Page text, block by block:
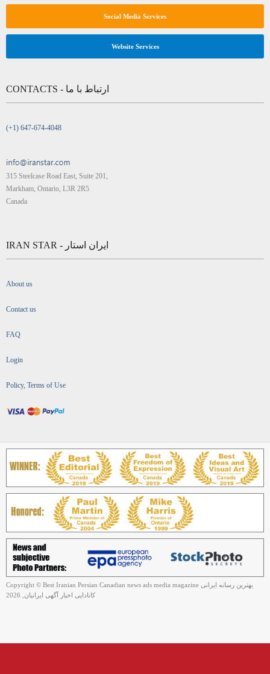
Social Media Services
Website Services
CONTACTS - ارتباط با ما
(+1) 647-674-4048
315 Steelcase Road East, Suite 201,
Markham, Ontario, L3R 2R5
Canada
IRAN STAR - ایران استار
About us
Contact us
FAQ
Login
Policy, Terms of Use
Copyright © Best Iranian Persian Canadian news ads media magazine بهترین رسانه ایرانی
کانادایی اخبار آگهی ایرانیان, 2026